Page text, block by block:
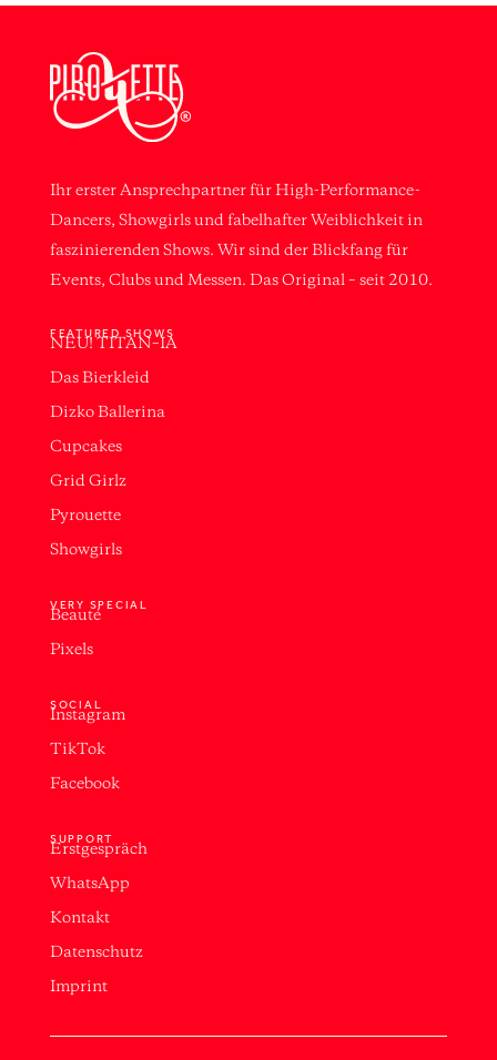
Ihr erster Ansprechpartner für High-Performance-
Dancers, Showgirls und fabelhafter Weiblichkeit in
faszinierenden Shows. Wir sind der Blickfang für
Events, Clubs und Messen. Das Original – seit 2010.
FEATURED SHOWS
NEU! TITAN–IA
Das Bierkleid
Dizko Ballerina
Cupcakes
Grid Girlz
Pyrouette
Showgirls
VERY SPECIAL
Beauté
Pixels
SOCIAL
Instagram
TikTok
Facebook
SUPPORT
Erstgespräch
WhatsApp
Kontakt
Datenschutz
Imprint